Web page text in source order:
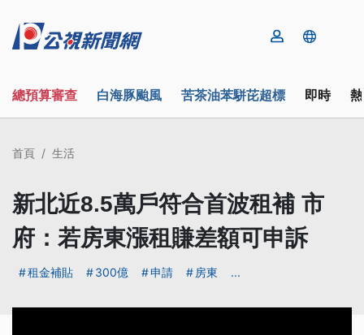
總預算審查 白海豚颱風 苦茶油苯駢芘超標 即時
首頁 生活
新北近8.5萬戶符合首波租補 市
府：若房東漲租賺差額可申訴
租金補貼 300億 申請 房東 ...